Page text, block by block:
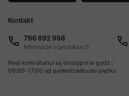
Kontakt
786 892 998
Informacje o produktach
Nasi konsultanci są dostępni w godz.:
09:00-17:00 od poniedziałku do piątku